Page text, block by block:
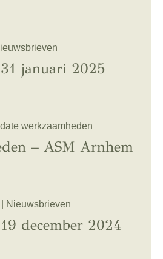
januari 2025
werkzaamheden
– ASM Arnhem
Nieuwsbrieven
december 2024